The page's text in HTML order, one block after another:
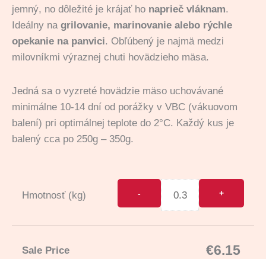
jemný, no dôležité je krájať ho naprieč vláknam.
Ideálny na grilovanie, marinovanie alebo rýchle
opekanie na panvici. Obľúbený je najmä medzi
milovníkmi výraznej chuti hovädzieho mäsa.
Jedná sa o vyzreté hovädzie mäso uchovávané
minimálne 10-14 dní od porážky v VBC (vákuovom
balení) pri optimálnej teplote do 2°C. Každý kus je
balený cca po 250g – 350g.
Hmotnosť (kg)
Sale Price €6.15